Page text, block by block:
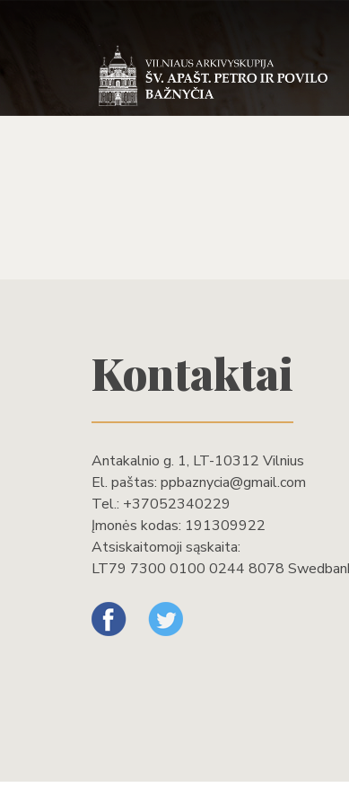
Kontaktai
Antakalnio g. 1, LT-10312 Vilnius
El. paštas: ppbaznycia@gmail.com
Tel.: +37052340229
Įmonės kodas: 191309922
Atsiskaitomoji sąskaita:
LT79 7300 0100 0244 8078